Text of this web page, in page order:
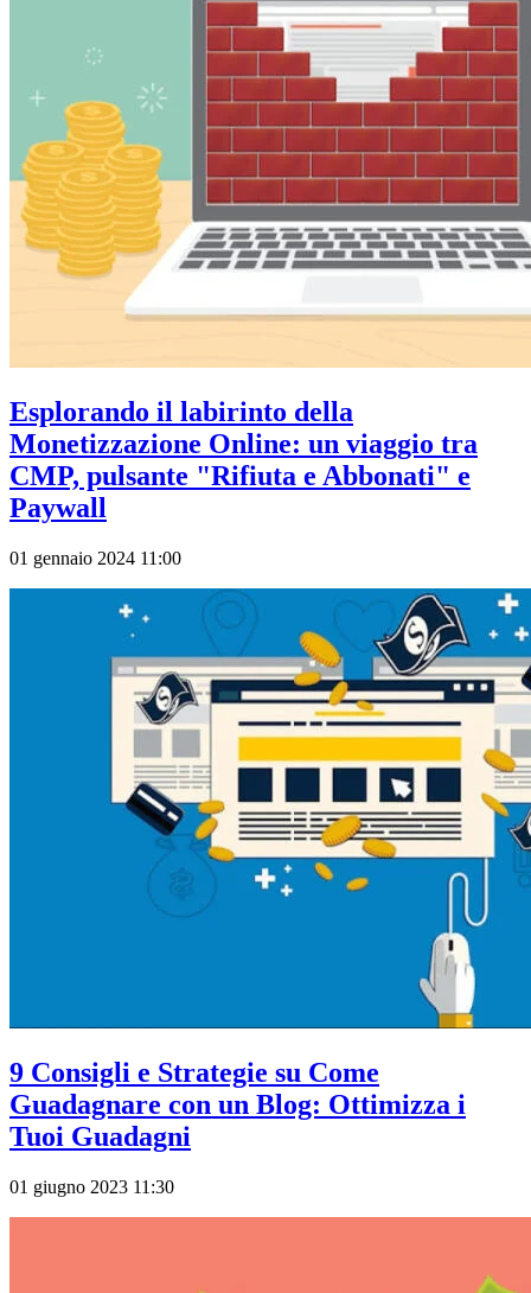
Esplorando il labirinto della
Monetizzazione Online: un viaggio tra
CMP, pulsante "Rifiuta e Abbonati" e
Paywall
01 gennaio 2024 11:00
9 Consigli e Strategie su Come
Guadagnare con un Blog: Ottimizza i
Tuoi Guadagni
01 giugno 2023 11:30